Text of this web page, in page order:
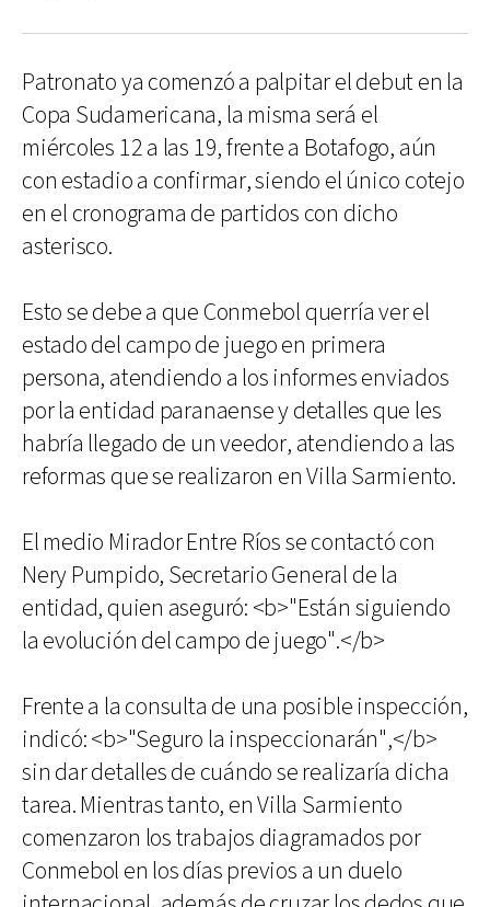
Patronato ya comenzó a palpitar el debut en la
Copa Sudamericana, la misma será el
miércoles 12 a las 19, frente a Botafogo, aún
con estadio a confirmar, siendo el único cotejo
en el cronograma de partidos con dicho
asterisco.
Esto se debe a que Conmebol querría ver el
estado del campo de juego en primera
persona, atendiendo a los informes enviados
por la entidad paranaense y detalles que les
habría llegado de un veedor, atendiendo a las
reformas que se realizaron en Villa Sarmiento.
El medio Mirador Entre Ríos se contactó con
Nery Pumpido, Secretario General de la
entidad, quien aseguró: <b>"Están siguiendo
la evolución del campo de juego".</b>
Frente a la consulta de una posible inspección,
indicó: <b>"Seguro la inspeccionarán",</b>
sin dar detalles de cuándo se realizaría dicha
tarea. Mientras tanto, en Villa Sarmiento
comenzaron los trabajos diagramados por
Conmebol en los días previos a un duelo